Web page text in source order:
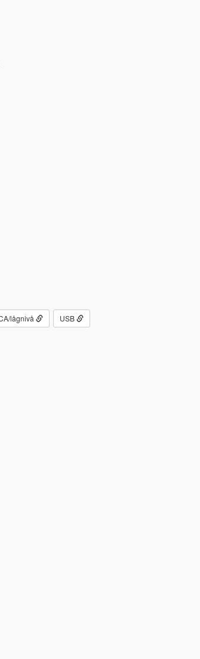
lågnivå USB